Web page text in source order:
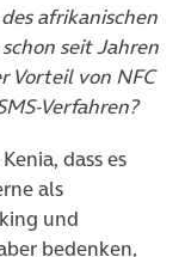
afrikanischen
seit Jahren
Vorteil von NFC
Verfahren?
dass es
als
und
bedenken,